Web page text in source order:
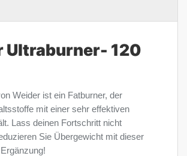
Ultraburner- 120
Weider ist ein Fatburner, der
mit einer sehr effektiven
Lass deinen Fortschritt nicht
Sie Übergewicht mit dieser